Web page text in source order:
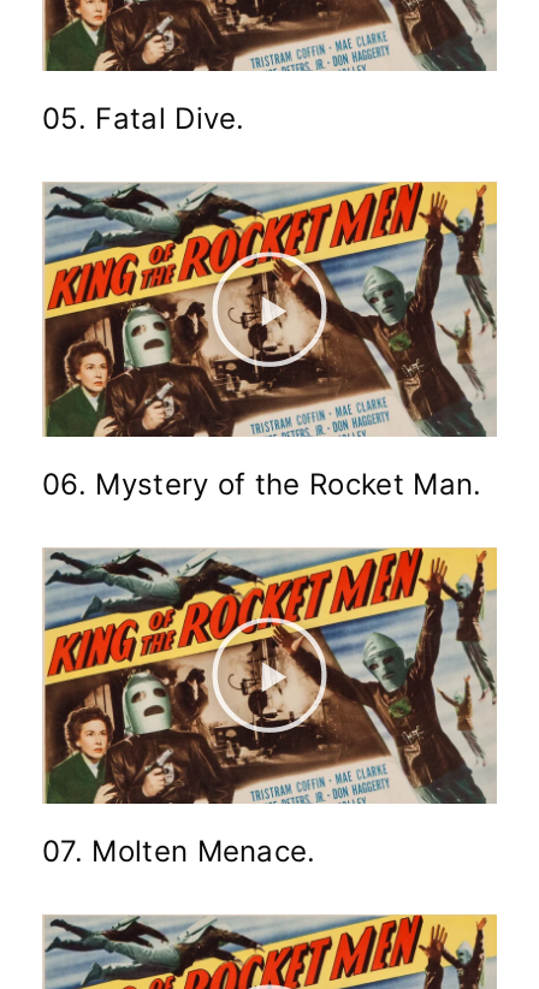
05. Fatal Dive.
06. Mystery of the Rocket Man.
07. Molten Menace.